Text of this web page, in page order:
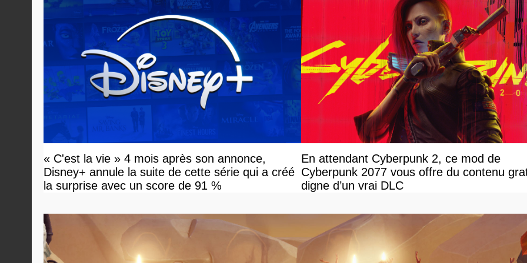
« C'est la vie » 4 mois après son annonce,
Disney+ annule la suite de cette série qui a créé
la surprise avec un score de 91 %
En attendant Cyberpunk 2, ce mod de
Cyberpunk 2077 vous offre du contenu
digne d’un vrai DLC